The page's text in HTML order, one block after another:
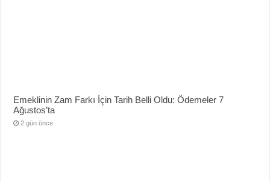
Emeklinin Zam Farkı İçin Tarih Belli Oldu: Ödemeler 7
Ağustos’ta
2 gün önce